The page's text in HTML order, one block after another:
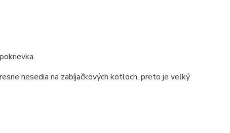
nesedia na zabíjačkových kotloch, preto je veľký